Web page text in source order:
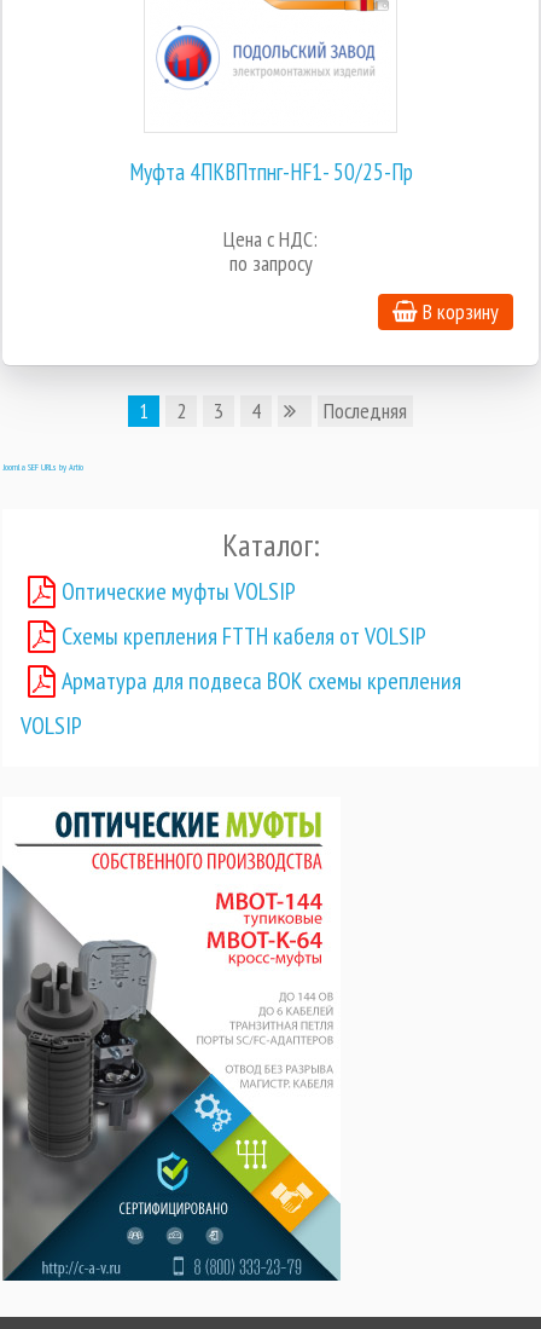
Муфта 4ПКВПтпнг-HF1- 50/25-Пр
Цена с НДС:
по запросу
В корзину
1 2 3 4 Последняя
Joomla SEF URLs by Artio
Каталог:
Оптические муфты VOLSIP
Схемы крепления FTTH кабеля от VOLSIP
Арматура для подвеса ВОК схемы крепления
VOLSIP